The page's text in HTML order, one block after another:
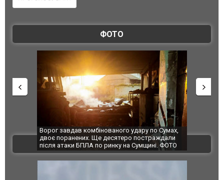
ФОТО
За 2000 кілометрів від кордону з Україною: в
Єкатеринбурзі після атаки дронів загорівся
склад Wildberries. ФОТО. ВІДЕО
"Мої
ВІДЕО